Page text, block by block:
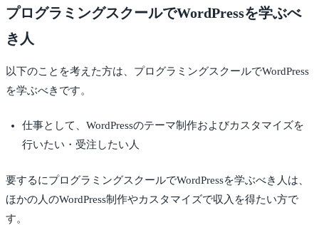
プログラミングスクールでWordPressを学ぶべ
き人
以下のことを考えた方は、プログラミングスクールでWordPress
を学ぶべきです。
仕事として、WordPressのテーマ制作およびカスタマイズを
行いたい・受注したい人
要するにプログラミングスクールでWordPressを学ぶべき人は、
ほかの人のWordPress制作やカスタマイズで収入を得たい方で
す。